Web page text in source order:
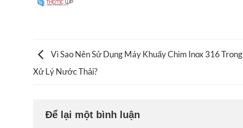
Vì Sao Nên Sử Dụng Máy Khuấy Chìm Inox 316 Trong
Xử Lý Nước Thải?
Để lại một bình luận